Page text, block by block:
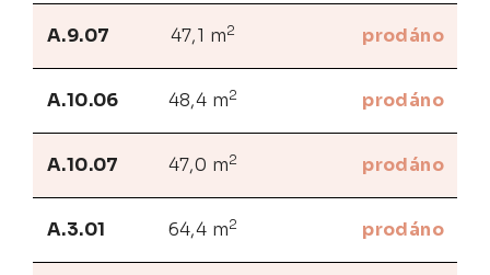
A.9.07 47,1 m2 prodáno
A.10.06 48,4 m2 prodáno
A.10.07 47,0 m2 prodáno
A.3.01 64,4 m2 prodáno